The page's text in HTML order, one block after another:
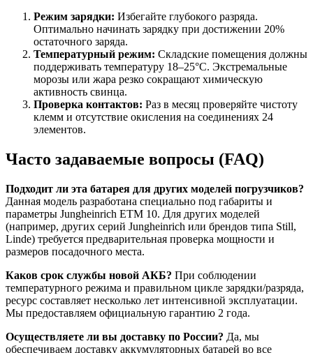
Режим зарядки: Избегайте глубокого разряда.
Оптимально начинать зарядку при достижении 20%
остаточного заряда.
Температурный режим: Складские помещения должны
поддерживать температуру 18–25°C. Экстремальные
морозы или жара резко сокращают химическую
активность свинца.
Проверка контактов: Раз в месяц проверяйте чистоту
клемм и отсутствие окисления на соединениях 24
элементов.
Часто задаваемые вопросы (FAQ)
Подходит ли эта батарея для других моделей погрузчиков?
Данная модель разработана специально под габариты и
параметры Jungheinrich ETM 10. Для других моделей
(например, других серий Jungheinrich или брендов типа Still,
Linde) требуется предварительная проверка мощности и
размеров посадочного места.
Каков срок службы новой АКБ? При соблюдении
температурного режима и правильном цикле зарядки/разряда,
ресурс составляет несколько лет интенсивной эксплуатации.
Мы предоставляем официальную гарантию 2 года.
Осуществляете ли вы доставку по России? Да, мы
обеспечиваем доставку аккумуляторных батарей во все